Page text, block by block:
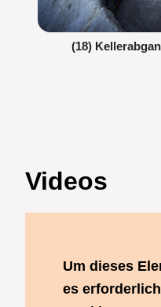
(18)
Videos
Um dieses
es